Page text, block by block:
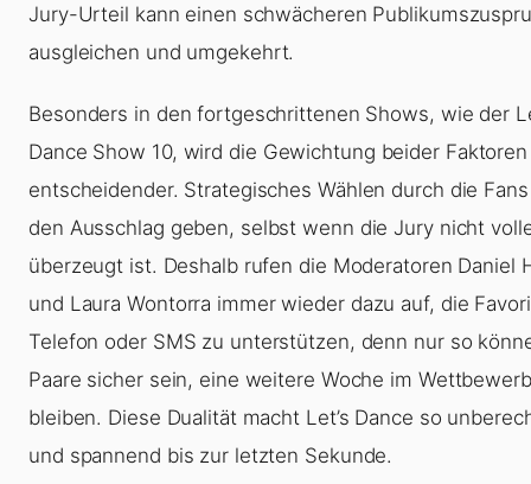
Jury-Urteil kann einen schwächeren
ausgleichen und umgekehrt.
Besonders in den fortgeschrittenen Shows, wie der
Dance Show 10, wird die Gewichtung beider
entscheidender. Strategisches Wählen durch die
den Ausschlag geben, selbst wenn die Jury nicht
überzeugt ist. Deshalb rufen die Moderatoren Daniel
und Laura Wontorra immer wieder dazu auf, die
Telefon oder SMS zu unterstützen, denn nur so
Paare sicher sein, eine weitere Woche im
bleiben. Diese Dualität macht Let’s Dance so
und spannend bis zur letzten Sekunde.